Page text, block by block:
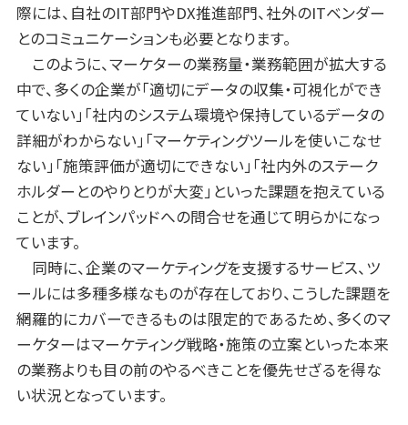
際には、自社のIT部門やDX推進部門、社外のITベンダー
とのコミュニケーションも必要となります。
このように、マーケターの業務量・業務範囲が拡大する
中で、多くの企業が「適切にデータの収集・可視化ができ
ていない」「社内のシステム環境や保持しているデータの
詳細がわからない」「マーケティングツールを使いこなせ
ない」「施策評価が適切にできない」「社内外のステーク
ホルダーとのやりとりが大変」といった課題を抱えている
ことが、ブレインパッドへの問合せを通じて明らかになっ
ています。
同時に、企業のマーケティングを支援するサービス、ツ
ールには多種多様なものが存在しており、こうした課題を
網羅的にカバーできるものは限定的であるため、多くのマ
ーケターはマーケティング戦略・施策の立案といった本来
の業務よりも目の前のやるべきことを優先せざるを得な
い状況となっています。